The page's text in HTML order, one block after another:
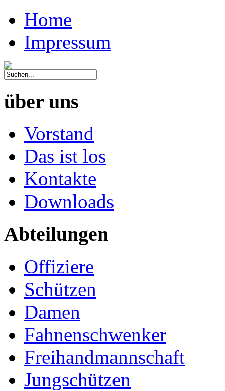
Home
Impressum
über uns
Vorstand
Das ist los
Kontakte
Downloads
Abteilungen
Offiziere
Schützen
Damen
Fahnenschwenker
Freihandmannschaft
Jungschützen